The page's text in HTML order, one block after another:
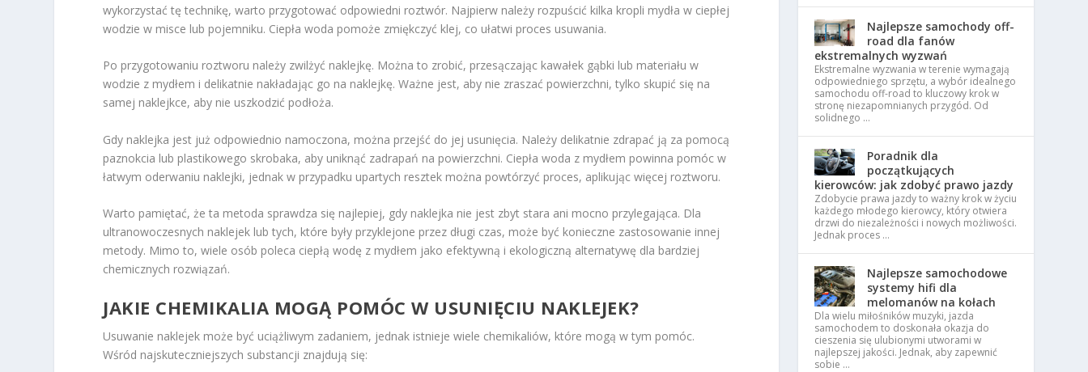
wykorzystać tę technikę, warto przygotować odpowiedni roztwór. Najpierw należy rozpuścić kilka kropli mydła w ciepłej
wodzie w misce lub pojemniku. Ciepła woda pomoże zmiękczyć klej, co ułatwi proces usuwania.
Po przygotowaniu roztworu należy zwilżyć naklejkę. Można to zrobić, przesączając kawałek gąbki lub materiału w
wodzie z mydłem i delikatnie nakładając go na naklejkę. Ważne jest, aby nie zraszać powierzchni, tylko skupić się na
samej naklejkce, aby nie uszkodzić podłoża.
Gdy naklejka jest już odpowiednio namoczona, można przejść do jej usunięcia. Należy delikatnie zdrapać ją za pomocą
paznokcia lub plastikowego skrobaka, aby uniknąć zadrapań na powierzchni. Ciepła woda z mydłem powinna pomóc w
łatwym oderwaniu naklejki, jednak w przypadku upartych resztek można powtórzyć proces, aplikując więcej roztworu.
Warto pamiętać, że ta metoda sprawdza się najlepiej, gdy naklejka nie jest zbyt stara ani mocno przylegająca. Dla
ultranowoczesnych naklejek lub tych, które były przyklejone przez długi czas, może być konieczne zastosowanie innej
metody. Mimo to, wiele osób poleca ciepłą wodę z mydłem jako efektywną i ekologiczną alternatywę dla bardziej
chemicznych rozwiązań.
JAKIE CHEMIKALIA MOGĄ POMÓC W USUNIĘCIU NAKLEJEK?
Usuwanie naklejek może być uciążliwym zadaniem, jednak istnieje wiele chemikaliów, które mogą w tym pomóc.
Wśród najskuteczniejszych substancji znajdują się:
Najlepsze samochody off-
road dla fanów
ekstremalnych wyzwań
Ekstremalne wyzwania w terenie wymagają
odpowiedniego sprzętu, a wybór idealnego
samochodu off-road to kluczowy krok w
stronę niezapomnianych przygód. Od
solidnego …
Poradnik dla
początkujących
kierowców: jak zdobyć prawo jazdy
Zdobycie prawa jazdy to ważny krok w życiu
każdego młodego kierowcy, który otwiera
drzwi do niezależności i nowych możliwości.
Jednak proces …
Najlepsze samochodowe
systemy hifi dla
melomanów na kołach
Dla wielu miłośników muzyki, jazda
samochodem to doskonała okazja do
cieszenia się ulubionymi utworami w
najlepszej jakości. Jednak, aby zapewnić
sobie …